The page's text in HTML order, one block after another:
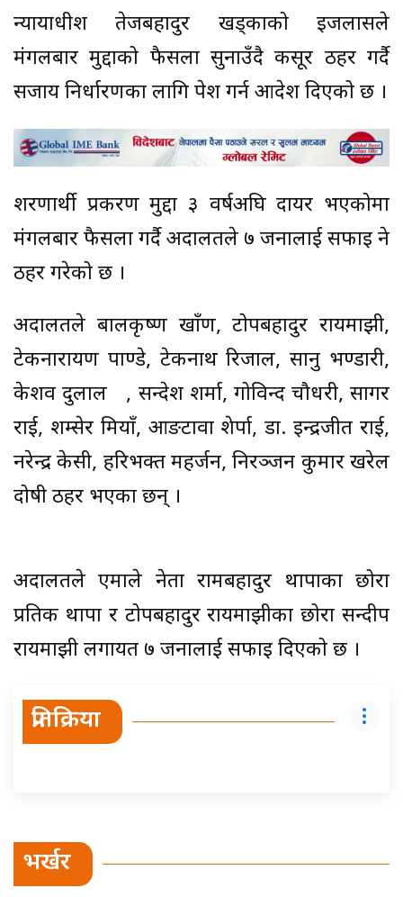
न्यायाधीश तेजबहादुर खड्काको इजलासले
मंगलबार मुद्दाको फैसला सुनाउँदै कसूर ठहर गर्दै
सजाय निर्धारणका लागि पेश गर्न आदेश दिएको छ ।
शरणार्थी प्रकरण मुद्दा ३ वर्षअघि दायर भएकोमा
मंगलबार फैसला गर्दै अदालतले ७ जनालाई सफाइ हुने
ठहर गरेको छ ।
अदालतले बालकृष्ण खाँण, टोपबहादुर रायमाझी,
टेकनारायण पाण्डे, टेकनाथ रिजाल, सानु भण्डारी,
केशव दुलाल , सन्देश शर्मा, गोविन्द चौधरी, सागर
राई, शम्सेर मियाँ, आङटावा शेर्पा, डा. इन्द्रजीत राई,
नरेन्द्र केसी, हरिभक्त महर्जन, निरञ्जन कुमार खरेल
दोषी ठहर भएका छन् ।
अदालतले एमाले नेता रामबहादुर थापाका छोरा
प्रतिक थापा र टोपबहादुर रायमाझीका छोरा सन्दीप
रायमाझी लगायत ७ जनालाई सफाइ दिएको छ ।
प्रतिक्रिया
भर्खर